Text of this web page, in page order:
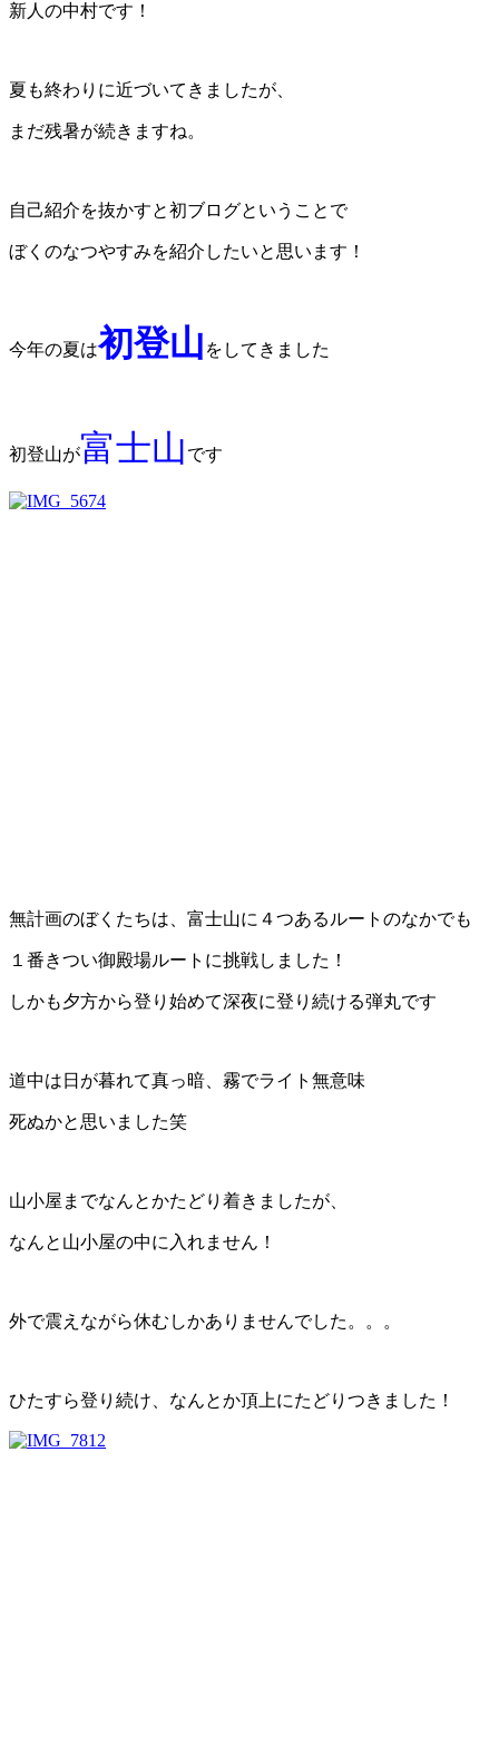
新人の中村です！
夏も終わりに近づいてきましたが、
まだ残暑が続きますね。
自己紹介を抜かすと初ブログということで
ぼくのなつやすみを紹介したいと思います！
今年の夏は初登山 をしてきました
初登山が富士山 です
無計画のぼくたちは、富士山に４つあるルートのなかでも
１番きつい御殿場ルートに挑戦しました！
しかも夕方から登り始めて深夜に登り続ける弾丸です
道中は日が暮れて真っ暗、霧でライト無意味
死ぬかと思いました笑
山小屋までなんとかたどり着きましたが、
なんと山小屋の中に入れません！
外で震えながら休むしかありませんでした。。。
ひたすら登り続け、なんとか頂上にたどりつきました！